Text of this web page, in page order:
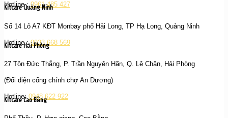
Hotline :0961 485 427
Kitcare Quảng Ninh
Số 14 Lô A7 KĐT Monbay phố Hải Long, TP Hạ Long, Quảng Ninh
Hotline :0933 668 569
Kitcare Hải Phòng
27 Tôn Đức Thắng, P. Trần Nguyên Hãn, Q. Lê Chân, Hải Phòng
(Đối diện cổng chính chợ An Dương)
Hotline:0948 622 922
Kitcare Cao Bằng